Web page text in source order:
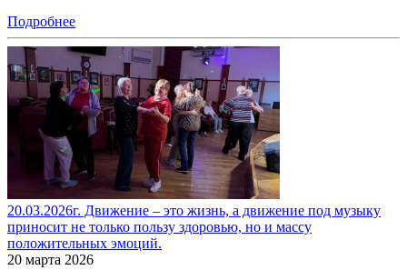
Подробнее
20.03.2026г. Движение – это жизнь, а движение под музыку
приносит не только пользу здоровью, но и массу
положительных эмоций.
20 марта 2026